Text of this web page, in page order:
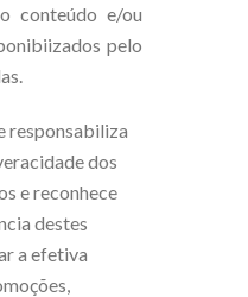
conteúdo e/ou
pelo
responsabiliza
dos
e reconhece
destes
a efetiva